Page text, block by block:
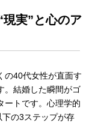
実”と心のア
の40代女性が直面す
。結婚した瞬間がゴ
ートです。心理学的
下の3ステップが存